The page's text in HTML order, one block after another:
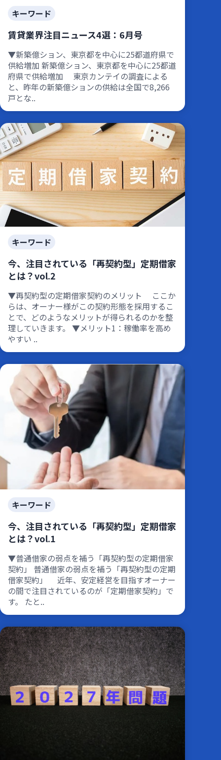
キーワード
賃貸業界注目ニュース4選：6月号
▼新築億ション、東京都を中心に25都道府県で
供給増加 新築億ション、東京都を中心に25都道
府県で供給増加 東京カンテイの調査による
と、昨年の新築億ションの供給は全国で8,266
戸とな..
キーワード
今、注目されている「再契約型」定期借家
とは？vol.2
▼再契約型の定期借家契約のメリット ここか
らは、オーナー様がこの契約形態を採用するこ
とで、どのようなメリットが得られるのかを整
理していきます。 ▼メリット1：稼働率を高め
やすい ..
キーワード
今、注目されている「再契約型」定期借家
とは？vol.1
▼普通借家の弱点を補う「再契約型の定期借家
契約」 普通借家の弱点を補う「再契約型の定期
借家契約」 近年、安定経営を目指すオーナー
の間で注目されているのが「定期借家契約」で
す。 たと..